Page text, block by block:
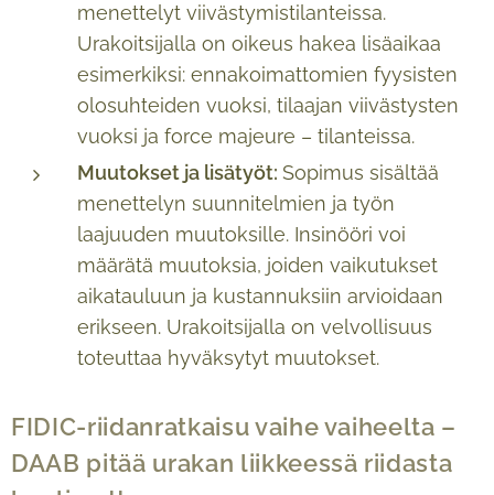
menettelyt viivästymistilanteissa.
Urakoitsijalla on oikeus hakea lisäaikaa
esimerkiksi: ennakoimattomien fyysisten
olosuhteiden vuoksi, tilaajan viivästysten
vuoksi ja force majeure – tilanteissa.
Muutokset ja lisätyöt: Sopimus sisältää
menettelyn suunnitelmien ja työn
laajuuden muutoksille. Insinööri voi
määrätä muutoksia, joiden vaikutukset
aikatauluun ja kustannuksiin arvioidaan
erikseen. Urakoitsijalla on velvollisuus
toteuttaa hyväksytyt muutokset.
FIDIC-riidanratkaisu vaihe vaiheelta –
DAAB pitää urakan liikkeessä riidasta